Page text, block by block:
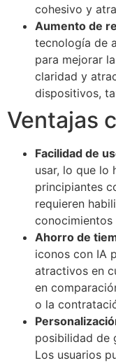
cohesivo y
Aumento de
tecnología de
para mejorar
claridad y
dispositivos,
Ventajas
Facilidad de
usar, lo que lo
principiantes
requieren
Ahorro de
iconos con IA
atractivos en
en
o la
posibilidad de
Los usuarios